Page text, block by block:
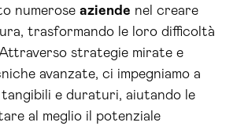
numerose aziende nel creare
trasformando le loro difficoltà
strategie mirate e
avanzate, ci impegniamo a
e duraturi, aiutando le
al meglio il potenziale